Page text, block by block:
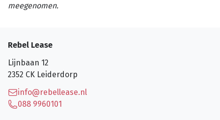
meegenomen.
Rebel Lease
Lijnbaan 12
2352 CK Leiderdorp
info@rebellease.nl
088 9960101